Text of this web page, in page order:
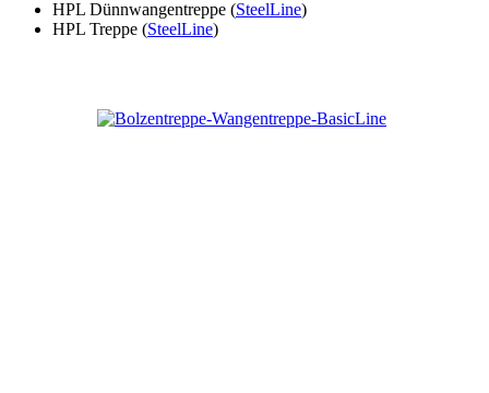
HPL Dünnwangentreppe (SteelLine)
HPL Treppe (SteelLine)